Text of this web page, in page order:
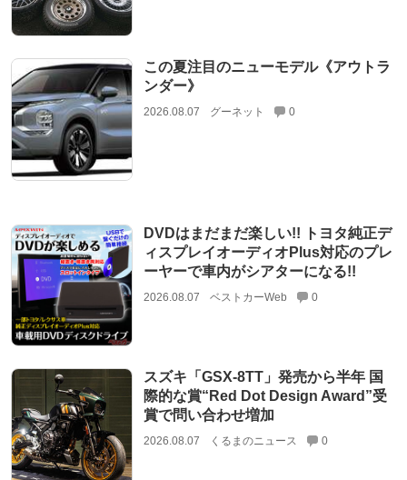
この夏注目のニューモデル《アウトラ
ンダー》
2026.08.07 グーネット 0
DVDはまだまだ楽しい!! トヨタ純正デ
ィスプレイオーディオPlus対応のプレ
ーヤーで車内がシアターになる!!
2026.08.07 ベストカーWeb 0
スズキ「GSX-8TT」発売から半年 国
際的な賞“Red Dot Design Award”受
賞で問い合わせ増加
2026.08.07 くるまのニュース 0